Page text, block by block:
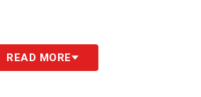
READ MORE